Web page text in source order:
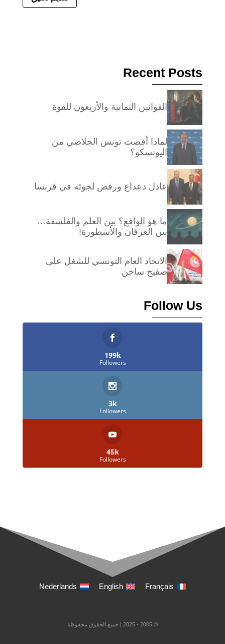
Recent Posts
القوانين الثمانية والأربعون للقوة
لماذا أقصت تونس الجلاصي من
اليونسكو؟
عادل دعداع ورفض لجوئه في فرنسا
ما هو الواقع؟ بين العلم والفلسفة…
بين العرفان والأسطورة!
الاتحاد العام التونسي للشغل على
صفيح ساخن
Follow Us
199k
Followers
3k
Followers
45k
Followers
Français
English
Nederlands
© 2005 - 2025 | جميع الحقوق محفوظة